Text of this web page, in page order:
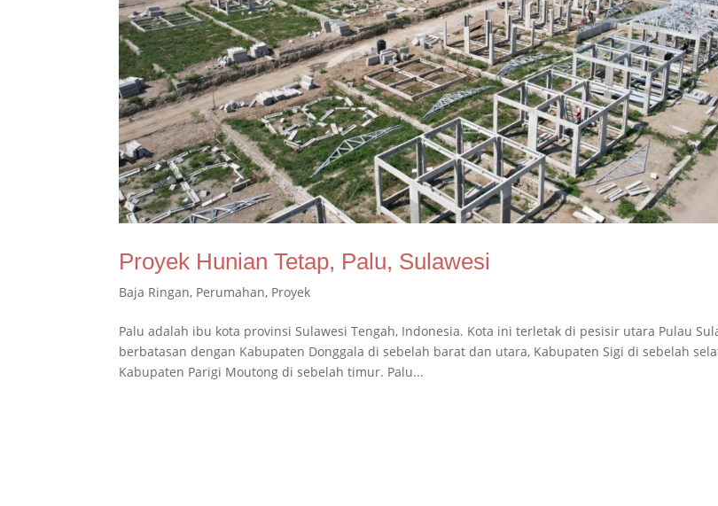
Proyek Hunian Tetap, Palu, Sulawesi
Baja Ringan, Perumahan, Proyek
Palu adalah ibu kota provinsi Sulawesi Tengah, Indonesia. Kota ini terletak di pesisir utara Pulau
berbatasan dengan Kabupaten Donggala di sebelah barat dan utara, Kabupaten Sigi di sebelah
Kabupaten Parigi Moutong di sebelah timur. Palu...